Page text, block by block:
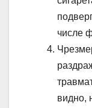
числе
видно,